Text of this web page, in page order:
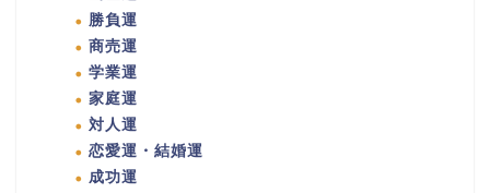
勝負運
商売運
学業運
家庭運
対人運
恋愛運・結婚運
成功運